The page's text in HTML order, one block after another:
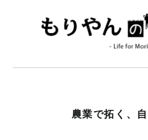
農業で拓く、